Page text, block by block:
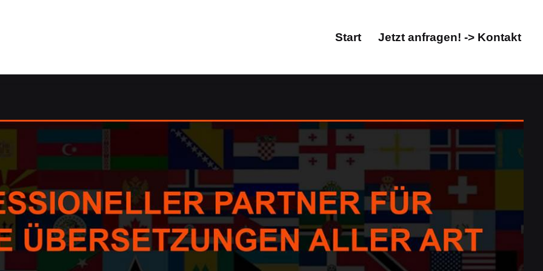
Start Jetzt anfragen! -> Kontakt
✓dolmetschen, Korrektorat/Lektorat, Übersetzungsagentur, Übersetzungsbüro. Besuchen Sie ↗️Guul Prime in
Korrektorat/Lektorat, Übersetzungsbüro. Ihre Adresse für ✓dolmetschen,
oder ✓Übersetzungsbüro für Tangerhütte – ➡️ Guul Prime, Ihr Übersetzungsprofi &